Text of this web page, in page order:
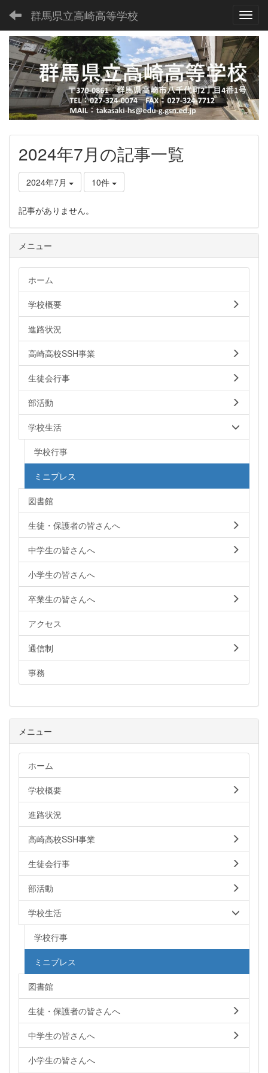
群馬県立高崎高等学校
2024年7月の記事一覧
2024年7月 10件
記事がありません。
メニュー
ホーム
学校概要
進路状況
高崎高校SSH事業
生徒会行事
部活動
学校生活
学校行事
ミニプレス
図書館
生徒・保護者の皆さんへ
中学生の皆さんへ
小学生の皆さんへ
卒業生の皆さんへ
アクセス
通信制
事務
メニュー
ホーム
学校概要
進路状況
高崎高校SSH事業
生徒会行事
部活動
学校生活
学校行事
ミニプレス
図書館
生徒・保護者の皆さんへ
中学生の皆さんへ
小学生の皆さんへ